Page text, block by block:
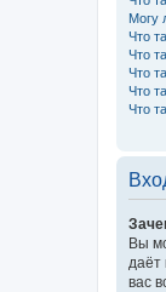
Могу
Что
Что
Что
Что
Что
Вы
даёт
вас